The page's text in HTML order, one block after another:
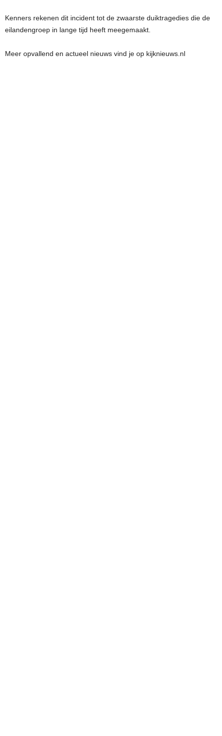
Kenners rekenen dit incident tot de zwaarste duiktragedies die de
eilandengroep in lange tijd heeft meegemaakt.
Meer opvallend en actueel nieuws vind je op kijknieuws.nl